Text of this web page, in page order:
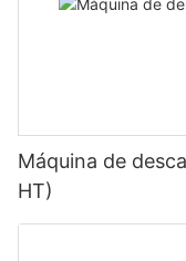
Máquina de
HT)